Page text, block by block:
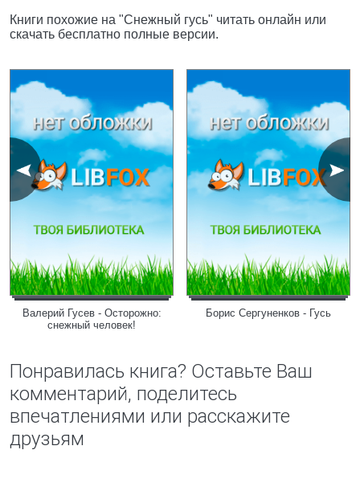
Книги похожие на "Снежный гусь" читать онлайн или
скачать бесплатно полные версии.
Валерий Гусев - Осторожно:
снежный человек!
Борис Сергуненков - Гусь
Понравилась книга? Оставьте Ваш
комментарий, поделитесь
впечатлениями или расскажите
друзьям